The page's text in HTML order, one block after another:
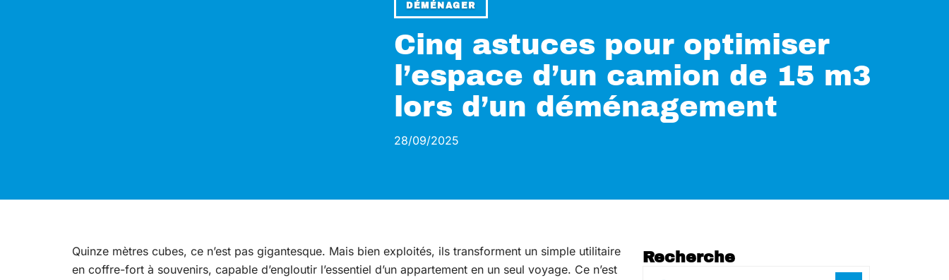
DÉMÉNAGER
Cinq astuces pour optimiser
l’espace d’un camion de 15 m3
lors d’un déménagement
28/09/2025
Quinze mètres cubes, ce n’est pas gigantesque. Mais bien exploités, ils transforment un simple utilitaire
en coffre-fort à souvenirs, capable d’engloutir l’essentiel d’un appartement en un seul voyage. Ce n’est
Recherche